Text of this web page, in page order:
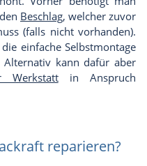
Beschlag, welcher zuvor
(falls nicht vorhanden).
einfache Selbstmontage
Alternativ kann dafür aber
Werkstattin Anspruch
reparieren?